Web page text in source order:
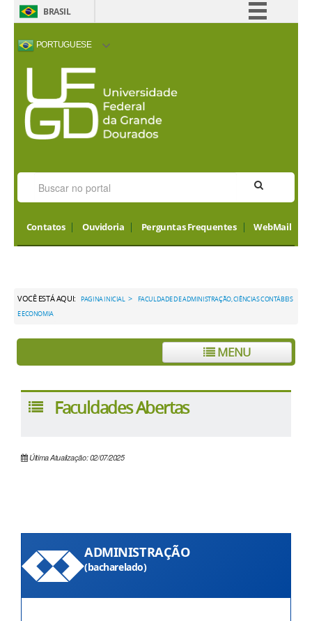
BRASIL
PORTUGUESE
ACESSIBILIDADE ALTO CONTRASTE
VISITORS
Contatos Ouvidoria Perguntas Frequentes WebMail
VOCÊ ESTÁ AQUI: PAGINA INICIAL >
FACULDADE DE ADMINISTRAÇÃO, CIÊNCIAS CONTÁBEIS
E ECONOMIA
MENU
Faculdades Abertas
Última Atualização: 02/07/2025
ADMINISTRAÇÃO
(bacharelado)